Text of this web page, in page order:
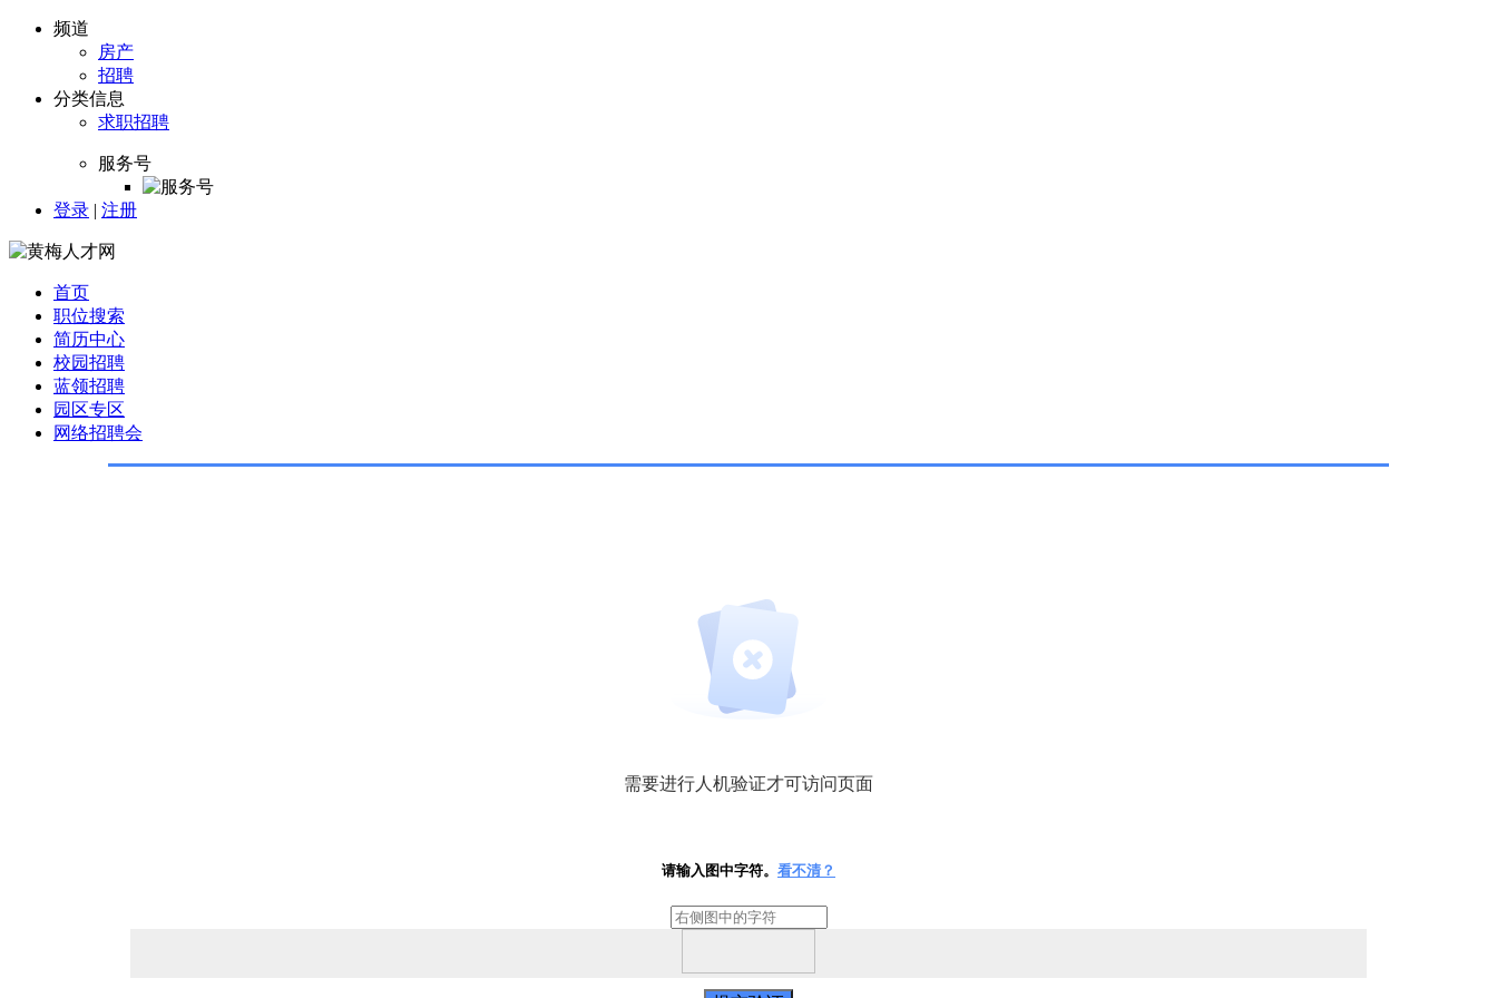
频道
房产
招聘
分类信息
求职招聘
服务号
登录 | 注册
首页
职位搜索
简历中心
校园招聘
蓝领招聘
园区专区
网络招聘会
需要进行人机验证才可访问页面
请输入图中字符。 看不清？